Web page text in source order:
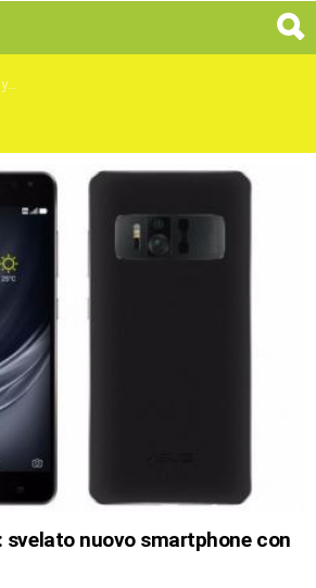
svelato nuovo smartphone con